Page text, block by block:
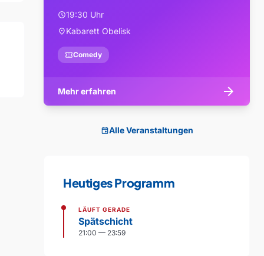
schedule19:30 Uhr
location_onKabarett Obelisk
confirmation_numberComedy
Mehr erfahren arrow_forward
eventAlle Veranstaltungen
Heutiges Programm
LÄUFT GERADE
Spätschicht
21:00 — 23:59